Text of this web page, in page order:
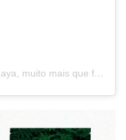
Uma publicação compartilhada por Zaya, muito mais que farinha! (@zaya_flour)